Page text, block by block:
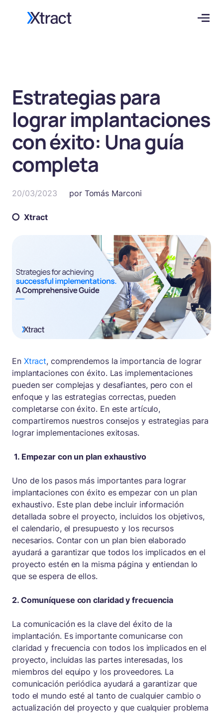
Estrategias para
lograr implantaciones
con éxito: Una guía
completa
20/03/2023 por Tomás Marconi
Xtract
En Xtract, comprendemos la importancia de lograr
implantaciones con éxito. Las implementaciones
pueden ser complejas y desafiantes, pero con el
enfoque y las estrategias correctas, pueden
completarse con éxito. En este artículo,
compartiremos nuestros consejos y estrategias para
lograr implementaciones exitosas.
1. Empezar con un plan exhaustivo
Uno de los pasos más importantes para lograr
implantaciones con éxito es empezar con un plan
exhaustivo. Este plan debe incluir información
detallada sobre el proyecto, incluidos los objetivos,
el calendario, el presupuesto y los recursos
necesarios. Contar con un plan bien elaborado
ayudará a garantizar que todos los implicados en el
proyecto estén en la misma página y entiendan lo
que se espera de ellos.
2. Comuníquese con claridad y frecuencia
La comunicación es la clave del éxito de la
implantación. Es importante comunicarse con
claridad y frecuencia con todos los implicados en el
proyecto, incluidas las partes interesadas, los
miembros del equipo y los proveedores. La
comunicación periódica ayudará a garantizar que
todo el mundo esté al tanto de cualquier cambio o
actualización del proyecto y que cualquier problema